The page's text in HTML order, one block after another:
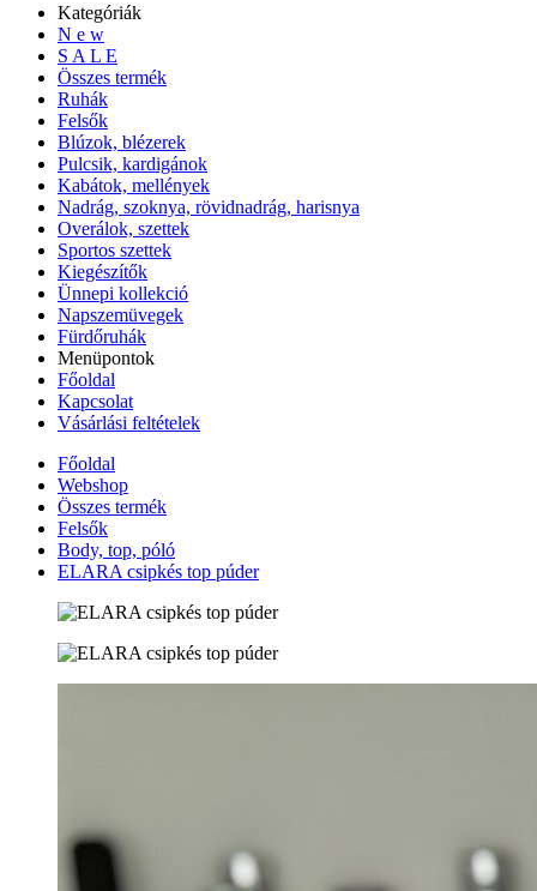
Kategóriák
N e w
S A L E
Összes termék
Ruhák
Felsők
Blúzok, blézerek
Pulcsik, kardigánok
Kabátok, mellények
Nadrág, szoknya, rövidnadrág, harisnya
Overálok, szettek
Sportos szettek
Kiegészítők
Ünnepi kollekció
Napszemüvegek
Fürdőruhák
Menüpontok
Főoldal
Kapcsolat
Vásárlási feltételek
Főoldal
Webshop
Összes termék
Felsők
Body, top, póló
ELARA csipkés top púder